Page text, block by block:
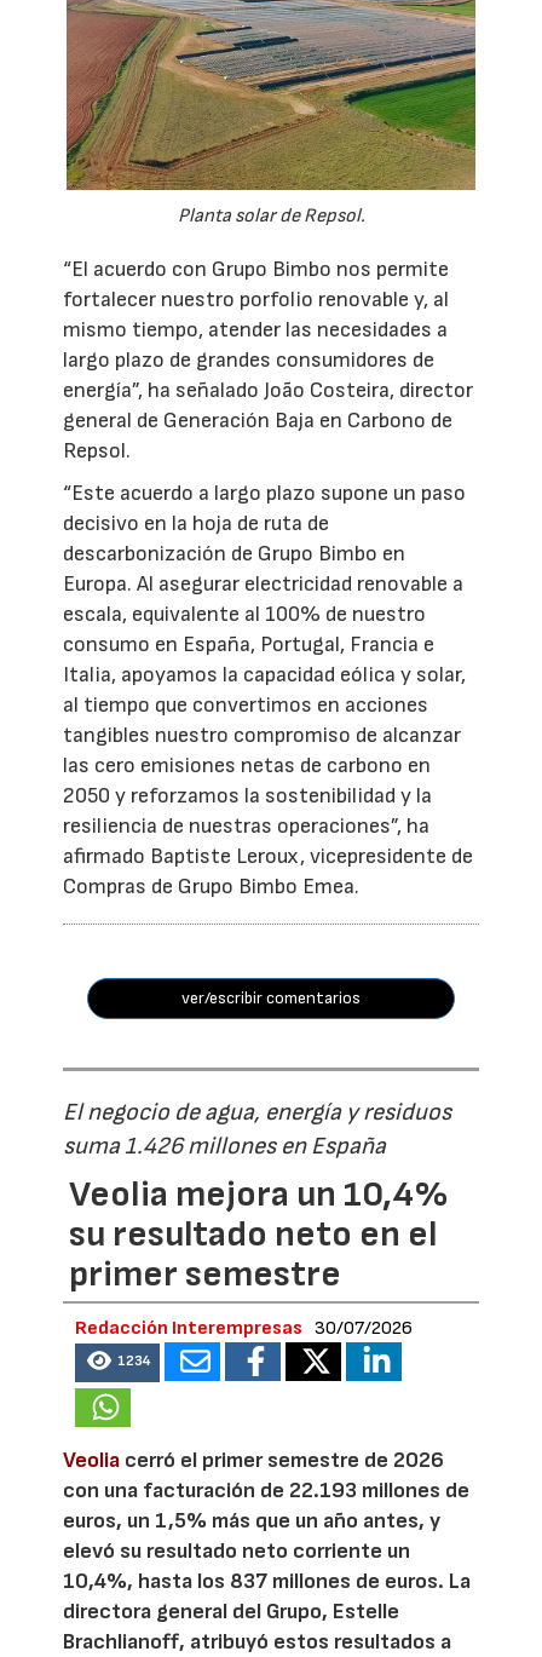
Planta solar de Repsol.
“El acuerdo con Grupo Bimbo nos permite
fortalecer nuestro porfolio renovable y, al
mismo tiempo, atender las necesidades a
largo plazo de grandes consumidores de
energía”, ha señalado João Costeira, director
general de Generación Baja en Carbono de
Repsol.
“Este acuerdo a largo plazo supone un paso
decisivo en la hoja de ruta de
descarbonización de Grupo Bimbo en
Europa. Al asegurar electricidad renovable a
escala, equivalente al 100% de nuestro
consumo en España, Portugal, Francia e
Italia, apoyamos la capacidad eólica y solar,
al tiempo que convertimos en acciones
tangibles nuestro compromiso de alcanzar
las cero emisiones netas de carbono en
2050 y reforzamos la sostenibilidad y la
resiliencia de nuestras operaciones”, ha
afirmado Baptiste Leroux, vicepresidente de
Compras de Grupo Bimbo Emea.
ver/escribir comentarios
El negocio de agua, energía y residuos
suma 1.426 millones en España
Veolia mejora un 10,4%
su resultado neto en el
primer semestre
Redacción Interempresas 30/07/2026
1234
Veolia cerró el primer semestre de 2026
con una facturación de 22.193 millones de
euros, un 1,5% más que un año antes, y
elevó su resultado neto corriente un
10,4%, hasta los 837 millones de euros. La
directora general del Grupo, Estelle
Brachlianoff, atribuyó estos resultados a